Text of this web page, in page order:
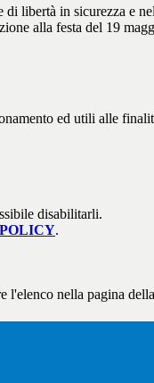
in sicurezza e
alla festa del 19
ed utili alle
disabilitarli.
.
l'elenco nella pagina